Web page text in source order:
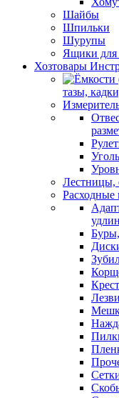
Шайбы
Шпильки
Шурупы
Ящики для
Хозтовары
тазы,
Лестницы,
Расходные